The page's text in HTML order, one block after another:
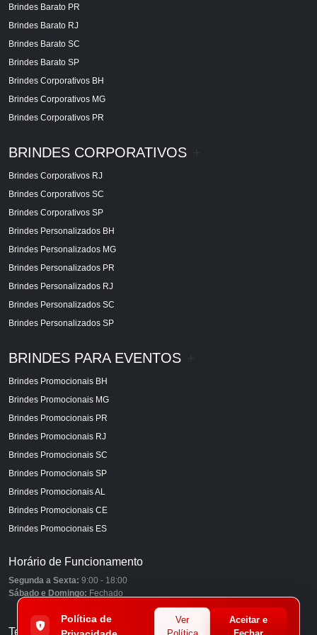
Brindes Barato PR
Brindes Barato RJ
Brindes Barato SC
Brindes Barato SP
Brindes Corporativos BH
Brindes Corporativos MG
Brindes Corporativos PR
BRINDES CORPORATIVOS
Brindes Corporativos RJ
Brindes Corporativos SC
Brindes Corporativos SP
Brindes Personalizados BH
Brindes Personalizados MG
Brindes Personalizados PR
Brindes Personalizados RJ
Brindes Personalizados SC
Brindes Personalizados SP
BRINDES PARA EVENTOS
Brindes Promocionais BH
Brindes Promocionais MG
Brindes Promocionais PR
Brindes Promocionais RJ
Brindes Promocionais SC
Brindes Promocionais SP
Brindes Promocionais AL
Brindes Promocionais CE
Brindes Promocionais ES
Horário de Funcionamento
Segunda a Sexta: 9:00 - 18:00
Sábado e Domingo: Fechado
Telefones
Política de
Ver
Aceitar e